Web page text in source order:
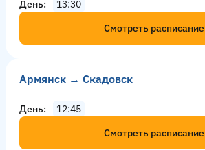
День
13:30
Смотреть расписание
Армянск → Скадовск
День
12:45
Смотреть расписание